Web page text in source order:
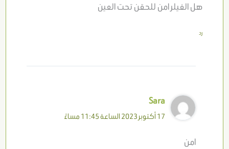
هل الفيلر امن للحقن تحت العين
رد
Sara
17 أكتوبر 2023 الساعة 11:45 مساءً
امن